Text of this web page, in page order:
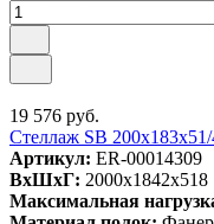
19 576 руб.
Стеллаж SB
Артикул: ER-00014309
ВxШxГ: 2000x1842x518
Максимальная